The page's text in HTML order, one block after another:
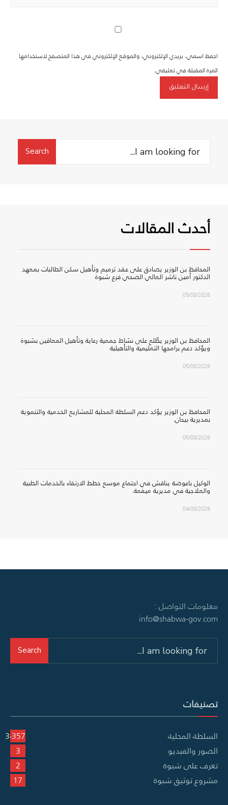
احفظ اسمي، بريدي الإلكتروني، والموقع الإلكتروني في هذا المتصفح لاستخدامها
المرة المقبلة في تعليقي.
Search
Search
أحدث المقالات
المحافظ بن الوزير يصادق على عقد ترميم وتأهيل سكن الطالبات بمعهد
الدكتور أمين ناشر العالي الصحي فرع شبوة
05/08/2026
المحافظ بن الوزير يطّلع على نشاط جمعية رعاية وتأهيل المعاقين بشبوة
ويؤكد دعم برامجها التعليمية والتأهيلية
05/08/2026
المحافظ بن الوزير يؤكد دعم السلطة المحلية للمشاريع الخدمية والتنموية
بمديرية بيحان.
05/08/2026
الوكيل باعوضة يناقش في اجتماع موسع خطط الارتقاء بالخدمات الطبية
والعلاجية في مديرية ميفعة.
04/08/2026
معلومات التواصل :
info@shabwa-gov.com
Search
تصنيفات
السلطة المحلية
3٬357
الصور والفيديو
3
تعرف على شبوة
2
مشروع توثيق شبوة
17